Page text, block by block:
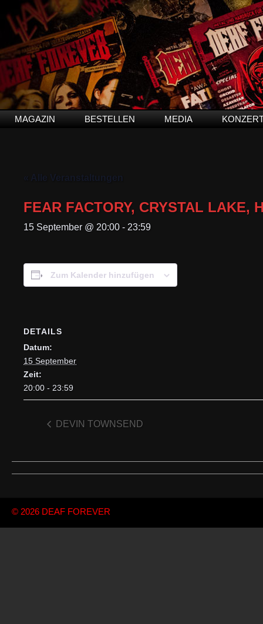
MAGAZIN BESTELLEN MEDIA
« Alle Veranstaltungen
FEAR FACTORY, CRYSTAL LAKE,
15 September @ 20:00 - 23:59
Zum Kalender hinzufügen
DETAILS
Datum:
15 September
Zeit:
20:00 - 23:59
DEVIN TOWNSEND
© 2026 DEAF FOREVER